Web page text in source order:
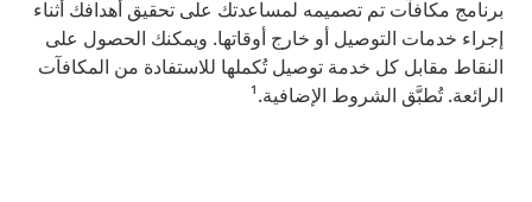
برنامج مكافآت تم تصميمه لمساعدتك على تحقيق أهدافك أثناء
إجراء خدمات التوصيل أو خارج أوقاتها. ويمكنك الحصول على
النقاط مقابل كل خدمة توصيل تُكملها للاستفادة من المكافآت
الرائعة. تُطبَّق الشروط الإضافية.¹